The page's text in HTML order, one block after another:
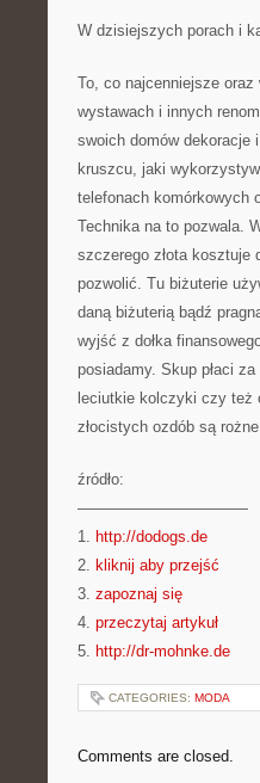
W dzisiejszych porach i
To, co najcenniejsze oraz
wystawach i innych
swoich domów dekoracje
kruszcu, jaki
telefonach komórkowych
Technika na to pozwala.
szczerego złota kosztuje
pozwolić. Tu biżuterie
daną biżuterią bądź
wyjść z dołka
posiadamy. Skup płaci
leciutkie kolczyki czy też
złocistych ozdób są
źródło:
———————————
1. http://dodogs.de
2. kliknij aby przejść
3. zapoznaj się
4. przeczytaj artykuł
5. http://dr-mohnke.de
CATEGORIES: MODA
Comments are closed.